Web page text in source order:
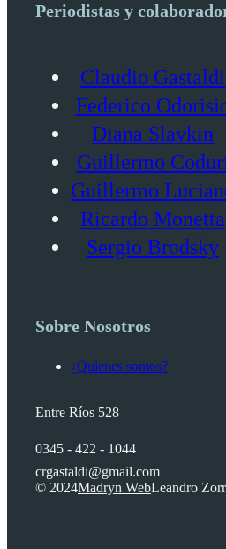
Periodistas y
Claudio Gastaldi
Federico
Diana Slavkin
Guillermo
Guillermo
Ricardo Monetta
Sergio Brodsky
Sobre Nosotros
¿Quienes somos?
Entre Ríos 528
0345 - 422 - 1044
crgastaldi@gmail.com
© 2024Madryn WebLeandro